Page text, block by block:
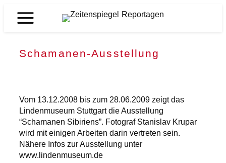
Inhalt
Zeitenspiegel
Schamanen-Ausstellung
Vom 13.12.2008 bis zum 28.06.2009 zeigt das
Lindenmuseum Stuttgart die Ausstellung
“Schamanen Sibiriens”. Fotograf Stanislav Krupar
wird mit einigen Arbeiten darin vertreten sein.
Nähere Infos zur Ausstellung unter
www.lindenmuseum.de